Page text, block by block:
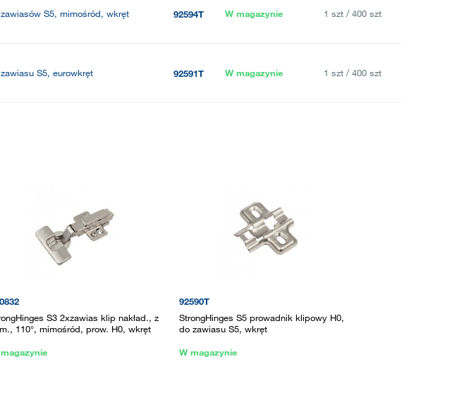
S5, mimośród, wkręt 92594T W magazynie 1 szt / 400 szt
S5, eurowkręt 92591T W magazynie 1 szt / 400 szt
S3 2xzawias klip nakład., z
110°, mimośród, prow. H0, wkręt
92590T
StrongHinges S5 prowadnik klipowy H0,
do zawiasu S5, wkręt
W magazynie